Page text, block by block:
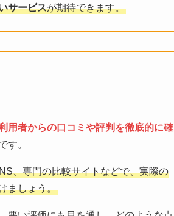
サービスが期待できます。
用者からの口コミや評判を徹底的に確
す。
、専門の比較サイトなどで、実際の
ましょう。